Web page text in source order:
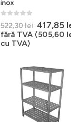
inox
522,30lei Prețul
inițial
417,85
fără TVA (505,60
cu TVA)